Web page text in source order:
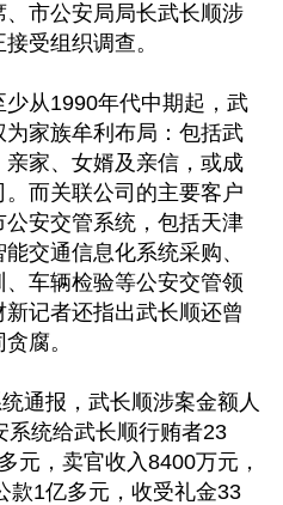
市公安局局长武长顺涉
受组织调查。
从1990年代中期起，武
家族牟利布局：包括武
家、女婿及亲信，或成
而关联公司的主要客户
安交管系统，包括天津
交通信息化系统采购、
车辆检验等公安交管领
记者还指出武长顺还曾
腐。
通报，武长顺涉案金额人
系统给武长顺行贿者23
元，卖官收入8400万元，
款1亿多元，收受礼金33